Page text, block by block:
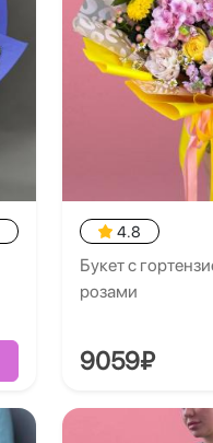
4.8
Букет с
розами
9059₽